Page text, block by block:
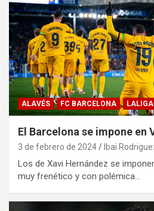
ALAVÉS FC BARCELONA
El Barcelona se impone en
3 de febrero de 2024 Ibai
Los de Xavi Hernández se
muy frenético y con polémica…